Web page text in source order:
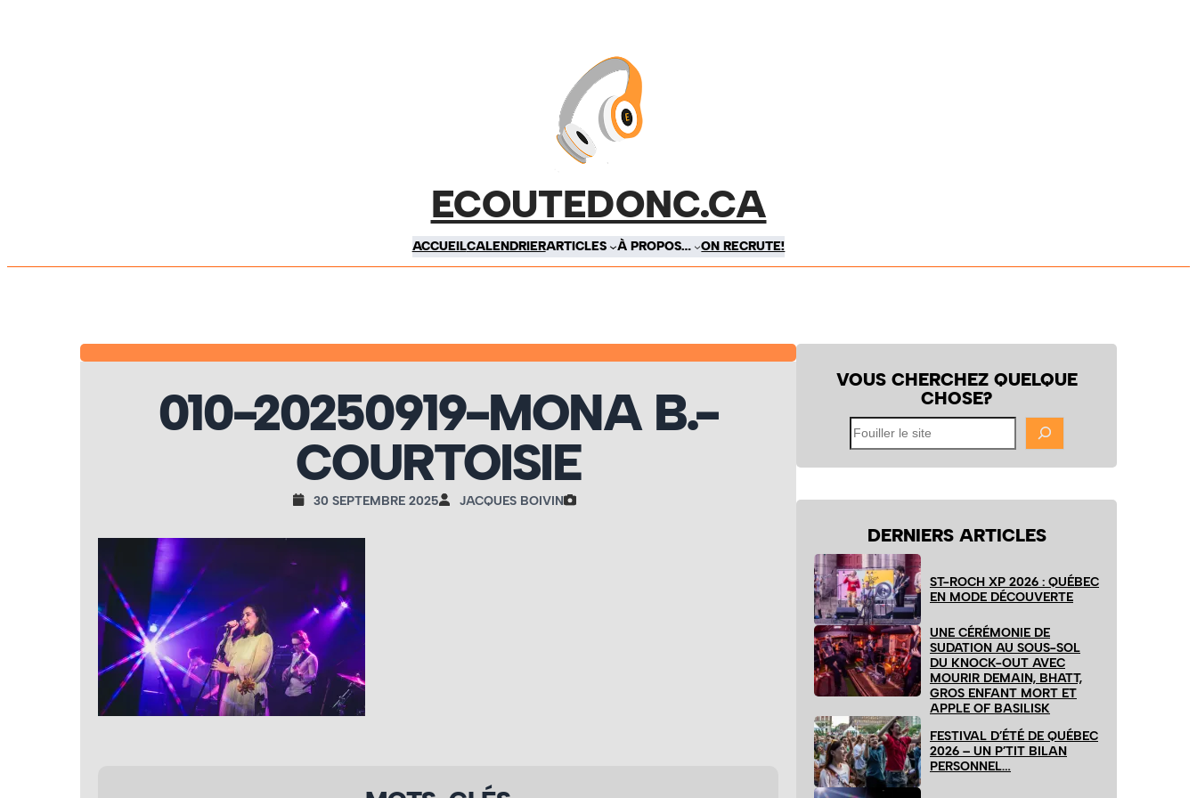
ECOUTEDONC.CA
ACCUEILCALENDRIERARTICLES À PROPOS… ON RECRUTE!
010-20250919-MONA B.-
COURTOISIE
30 SEPTEMBRE 2025 JACQUES BOIVIN
VOUS CHERCHEZ QUELQUE
CHOSE?
Fouiller
le
site
DERNIERS ARTICLES
ST-ROCH XP 2026 : QUÉBEC
EN MODE DÉCOUVERTE
UNE CÉRÉMONIE DE
SUDATION AU SOUS-SOL
DU KNOCK-OUT AVEC
MOURIR DEMAIN, BHATT,
GROS ENFANT MORT ET
APPLE OF BASILISK
FESTIVAL D’ÉTÉ DE QUÉBEC
2026 – UN P’TIT BILAN
PERSONNEL…